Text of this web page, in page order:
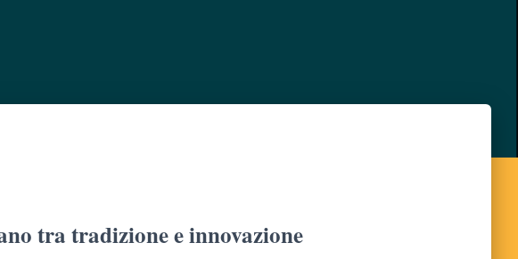
tra tradizione e innovazione